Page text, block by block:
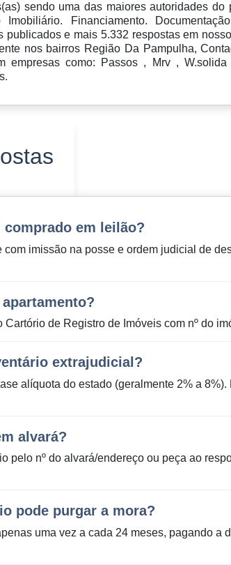
sendo uma das maiores autoridades
Financiamento.
publicados e mais 5.332 respostas em
nos bairros Região Da Pampulha,
empresas como: Passos , Mrv ,
em leilão?
imissão na posse e ordem judicial de
de Registro de Imóveis com nº do
extrajudicial?
alíquota do estado (geralmente 2% a
alvará?
pelo nº do alvará/endereço ou peça ao
pode purgar a mora?
uma vez a cada 24 meses, pagando a